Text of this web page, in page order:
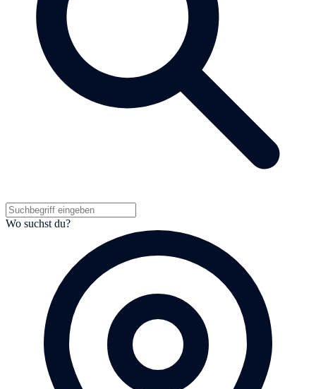
Wo suchst du?